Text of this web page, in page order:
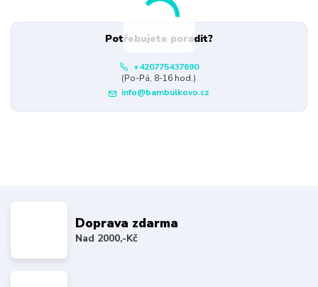
Potřebujete poradit?
+420775437690
(Po-Pá, 8-16 hod.)
info@bambulkovo.cz
Doprava zdarma
Nad 2000,-Kč